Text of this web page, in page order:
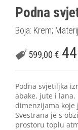
Podna
Boja: Krem;
599,00€
Podna svjetiljka
abake, jute i
dimenzijama
Svestrana je s
prostoru toplu